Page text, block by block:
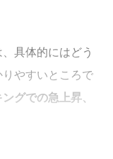
具体的にはどう
やすいところで
グでの急上昇、